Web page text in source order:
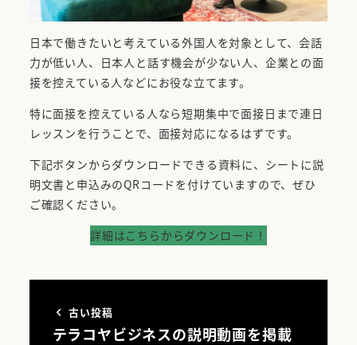
日本で働きたいと考えている外国人を対象として、会話
力が低い人、日本人と話す機会が少ない人、企業との面
接を控えている人などにお役な立てます。
特に面接を控えている人なら短期集中で面接日まで連日
レッスンを行うことで、面接対応になるはずです。
下記ボタンからダウンロードできる資料に、シートに説
明文書と申込みのQRコードを付けていますので、ぜひ
ご確認ください。
詳細はこちらからダウンロード！
古い投稿
テラコヤビジネスの説明動画を掲載